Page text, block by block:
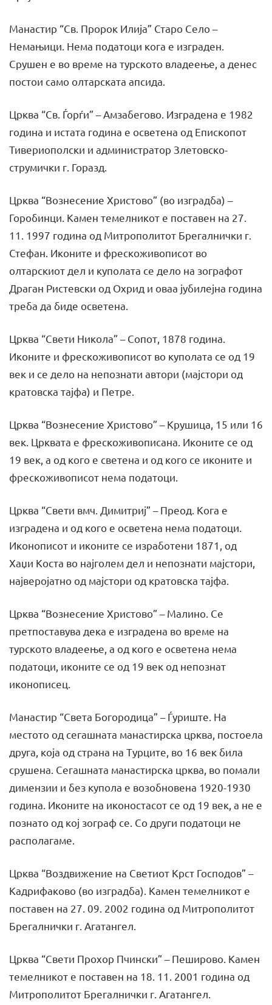
Манастир “Св. Пророк Илија” Старо Село –
Немањици. Нема податоци кога е изграден.
Срушен е во време на турското владеење, а денес
постои само олтарската апсида.
Црква “Св. Ѓорѓи” – Амзабегово. Изградена е 1982
година и истата година е осветена од Епископот
Тивериополски и администратор Злетовско-
струмички г. Горазд.
Црква “Вознесение Христово” (во изградба) –
Горобинци. Камен темелникот е поставен на 27.
11. 1997 година од Митрополитот Брегалнички г.
Стефан. Иконите и фрескоживописот во
олтарскиот дел и куполата се дело на зографот
Драган Ристевски од Охрид и оваа јубилејна година
треба да биде осветена.
Црква “Свети Никола” – Сопот, 1878 година.
Иконите и фрескоживописот во куполата се од 19
век и се дело на непознати автори (мајстори од
кратовска тајфа) и Петре.
Црква “Вознесение Христово” – Крушица, 15 или 16
век. Црквата е фрескоживописана. Иконите се од
19 век, а од кого е светена и од кого се иконите и
фрескоживописот нема податоци.
Црква “Свети вмч. Димитриј” – Преод. Кога е
изградена и од кого е осветена нема податоци.
Иконописот и иконите се изработени 1871, од
Хаџи Коста во најголем дел и непознати мајстори,
најверојатно од мајстори од кратовска тајфа.
Црква “Вознесение Христово” – Малино. Се
претпоставува дека е изградена во време на
турското владеење, а од кого е осветена нема
податоци, иконите се од 19 век од непознат
иконописец.
Манастир “Света Богородица” – Ѓуриште. На
местото од сегашната манастирска црква, постоела
друга, која од страна на Турците, во 16 век била
срушена. Сегашната манастирска црква, во помали
димензии и без купола е возобновена 1920-1930
година. Иконите на иконостасот се од 19 век, а не е
познато од кој зограф се. Со други податоци не
располагаме.
Црква “Воздвижение на Светиот Крст Господов” –
Кадрифаково (во изградба). Камен темелникот е
поставен на 27. 09. 2002 година од Митрополитот
Брегалнички г. Агатангел.
Црква “Свети Прохор Пчински” – Пеширово. Камен
темелникот е поставен на 18. 11. 2001 година од
Митрополитот Брегалнички г. Агатангел.